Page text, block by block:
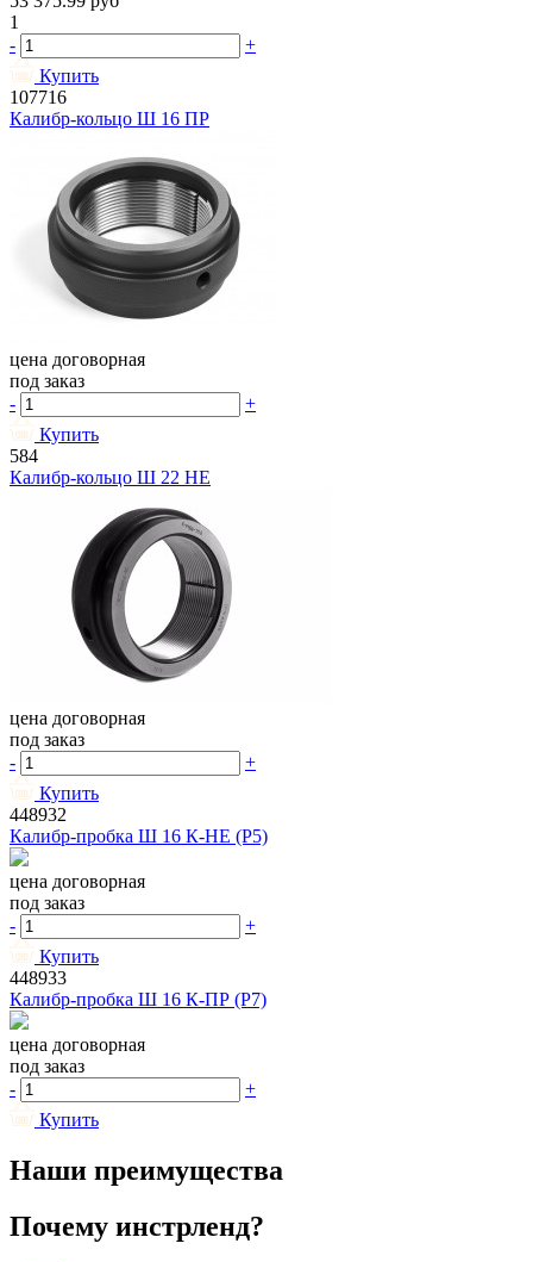
1
-
+
Купить
107716
Калибр-кольцо Ш 16 ПР
цена договорная
под заказ
-
+
Купить
584
Калибр-кольцо Ш 22 НЕ
цена договорная
под заказ
-
+
Купить
448932
Калибр-пробка Ш 16 К-НЕ (Р5)
цена договорная
под заказ
-
+
Купить
448933
Калибр-пробка Ш 16 К-ПР (Р7)
цена договорная
под заказ
-
+
Купить
Наши преимущества
Почему инстрленд?